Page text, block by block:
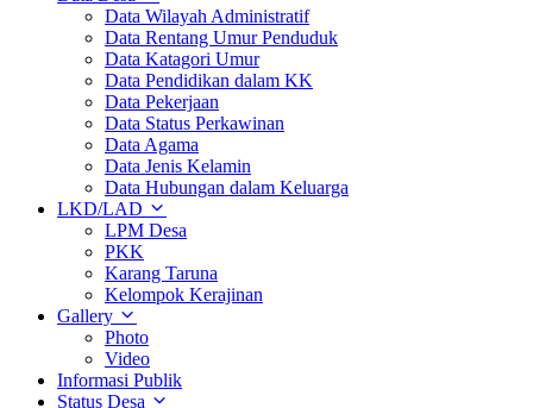
Data Wilayah Administratif
Data Rentang Umur Penduduk
Data Katagori Umur
Data Pendidikan dalam KK
Data Pekerjaan
Data Status Perkawinan
Data Agama
Data Jenis Kelamin
Data Hubungan dalam Keluarga
LKD/LAD
LPM Desa
PKK
Karang Taruna
Kelompok Kerajinan
Gallery
Photo
Video
Informasi Publik
Status Desa